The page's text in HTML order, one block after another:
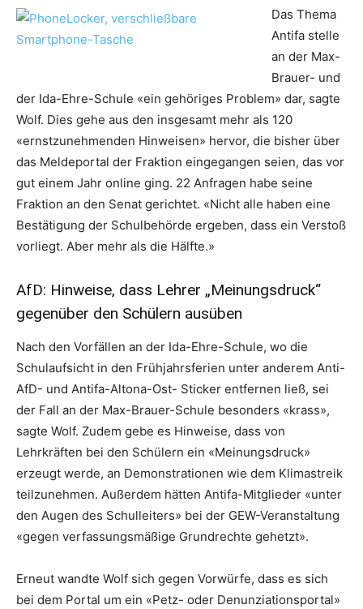
Das Thema
Antifa stelle
an der Max-
Brauer- und
der Ida-Ehre-Schule «ein gehöriges Problem» dar, sagte
Wolf. Dies gehe aus den insgesamt mehr als 120
«ernstzunehmenden Hinweisen» hervor, die bisher über
das Meldeportal der Fraktion eingegangen seien, das vor
gut einem Jahr online ging. 22 Anfragen habe seine
Fraktion an den Senat gerichtet. «Nicht alle haben eine
Bestätigung der Schulbehörde ergeben, dass ein Verstoß
vorliegt. Aber mehr als die Hälfte.»
AfD: Hinweise, dass Lehrer „Meinungsdruck“
gegenüber den Schülern ausüben
Nach den Vorfällen an der Ida-Ehre-Schule, wo die
Schulaufsicht in den Frühjahrsferien unter anderem Anti-
AfD- und Antifa-Altona-Ost- Sticker entfernen ließ, sei
der Fall an der Max-Brauer-Schule besonders «krass»,
sagte Wolf. Zudem gebe es Hinweise, dass von
Lehrkräften bei den Schülern ein «Meinungsdruck»
erzeugt werde, an Demonstrationen wie dem Klimastreik
teilzunehmen. Außerdem hätten Antifa-Mitglieder «unter
den Augen des Schulleiters» bei der GEW-Veranstaltung
«gegen verfassungsmäßige Grundrechte gehetzt».
Erneut wandte Wolf sich gegen Vorwürfe, dass es sich
bei dem Portal um ein «Petz- oder Denunziationsportal»